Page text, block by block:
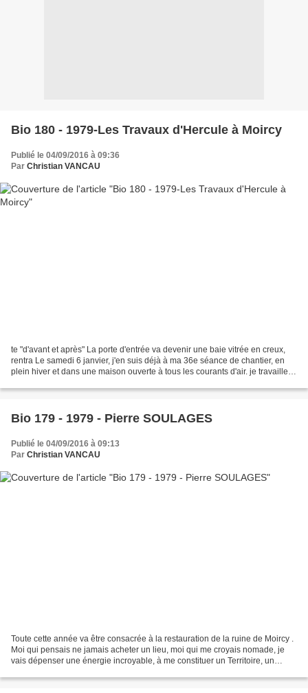
Bio 180 - 1979-Les Travaux d'Hercule à Moircy
Publié le 04/09/2016 à 09:36
Par Christian VANCAU
te "d'avant et après" La porte d'entrée va devenir une baie vitrée en creux,
rentra Le samedi 6 janvier, j'en suis déjà à ma 36e séance de chantier, en
plein hiver et dans une maison ouverte à tous les courants d'air. je travaille
Bio 179 - 1979 - Pierre SOULAGES
Publié le 04/09/2016 à 09:13
Par Christian VANCAU
Toute cette année va être consacrée à la restauration de la ruine de Moircy .
Moi qui pensais ne jamais acheter un lieu, moi qui me croyais nomade, je
vais dépenser une énergie incroyable, à me constituer un Territoire, un